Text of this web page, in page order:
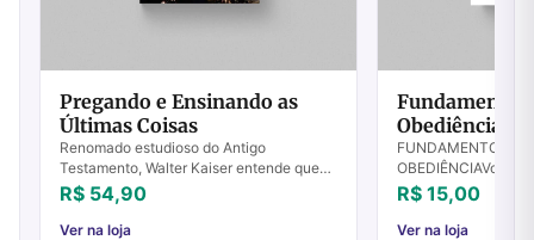
Pregando e Ensinando as
Últimas Coisas
Renomado estudioso do Antigo
Testamento, Walter Kaiser entende que
hoje esta parte da revelação é muito
negligenciada no ensino e na pregação,
especialmente ...
R$ 54,90
Ver na loja
Fundamentos
Obediência -
FUNDAMENTOS
Destruídos os
fazer o justo?
de apresentar es...
R$ 15,00
Ver na loja